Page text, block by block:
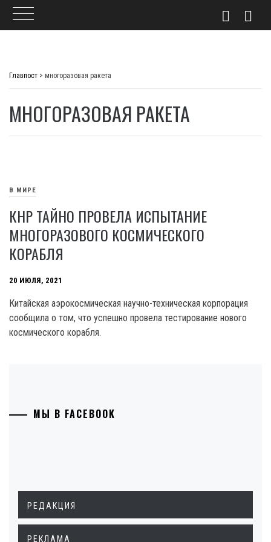
Главпост > многоразовая ракета
МНОГОРАЗОВАЯ РАКЕТА
В МИРЕ
КНР ТАЙНО ПРОВЕЛА ИСПЫТАНИЕ
МНОГОРАЗОВОГО КОСМИЧЕСКОГО
КОРАБЛЯ
20 ИЮЛЯ, 2021
Китайская аэрокосмическая научно-техническая корпорация
сообщила о том, что успешно провела тестирование нового
космического корабля.
МЫ В FACEBOOK
РЕДАКЦИЯ
РЕКЛАМА